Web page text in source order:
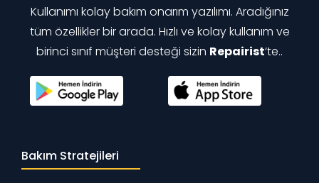
Kullanımı kolay bakım onarım yazılımı. Aradığınız
tüm özellikler bir arada. Hızlı ve kolay kullanım ve
birinci sınıf müşteri desteği sizin Repairist‘te..
Bakım Stratejileri